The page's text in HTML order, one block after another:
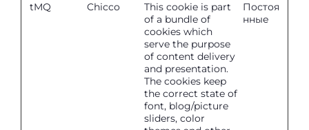
tMQ Chicco
This cookie is part
of a bundle of
cookies which
serve the purpose
of content delivery
and presentation.
The cookies keep
the correct state of
font, blog/picture
sliders, color
Постоя
нные